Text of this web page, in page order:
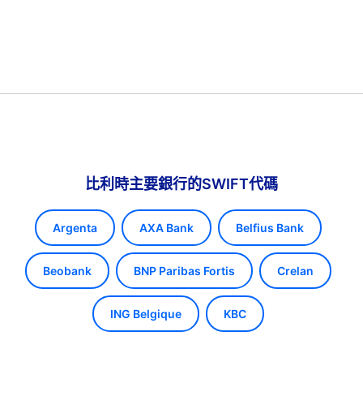
比利時主要銀行的SWIFT代碼
Argenta AXA Bank Belfius Bank
Beobank BNP Paribas Fortis Crelan
ING Belgique KBC